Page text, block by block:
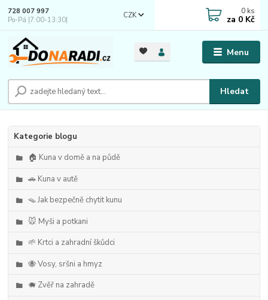
Menu
CZK
Hledat
728 007 997
Po-Pá |7:00-13:30|
0 ks
za 0 Kč
Kategorie blogu
🏠 Kuna v domě a na půdě
🚗 Kuna v autě
🪤 Jak bezpečně chytit kunu
🐭 Myši a potkani
🌱 Krtci a zahradní škůdci
🐝 Vosy, sršni a hmyz
🐗 Zvěř na zahradě